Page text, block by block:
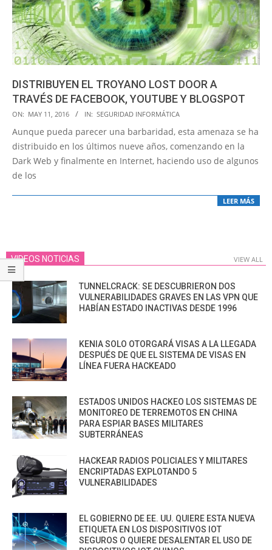
DISTRIBUYEN EL TROYANO LOST DOOR A
TRAVÉS DE FACEBOOK, YOUTUBE Y BLOGSPOT
2016-
05-
11
ON: MAY 11, 2016 IN: SEGURIDAD INFORMÁTICA
Aunque pueda parecer una barbaridad, esta amenaza se ha
distribuido en los últimos nueve años, comenzando en la
Dark Web y finalmente en Internet, haciendo uso de algunos
de los
LEER MÁS
VIDEOS NOTICIAS VIEW ALL
TUNNELCRACK: SE DESCUBRIERON DOS
VULNERABILIDADES GRAVES EN LAS VPN QUE
HABÍAN ESTADO INACTIVAS DESDE 1996
KENIA SOLO OTORGARÁ VISAS A LA LLEGADA
DESPUÉS DE QUE EL SISTEMA DE VISAS EN
LÍNEA FUERA HACKEADO
ESTADOS UNIDOS HACKEO LOS SISTEMAS DE
MONITOREO DE TERREMOTOS EN CHINA
PARA ESPIAR BASES MILITARES
SUBTERRÁNEAS
HACKEAR RADIOS POLICIALES Y MILITARES
ENCRIPTADAS EXPLOTANDO 5
VULNERABILIDADES
EL GOBIERNO DE EE. UU. QUIERE ESTA NUEVA
ETIQUETA EN LOS DISPOSITIVOS IOT
SEGUROS O QUIERE DESALENTAR EL USO DE